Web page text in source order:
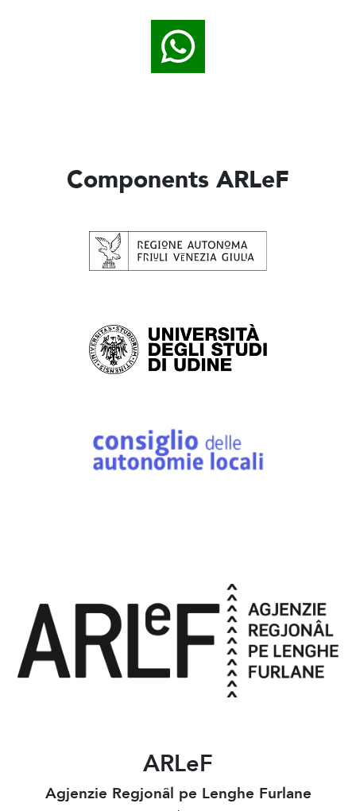
Components ARLeF
ARLeF
Agjenzie Regjonâl pe Lenghe Furlane